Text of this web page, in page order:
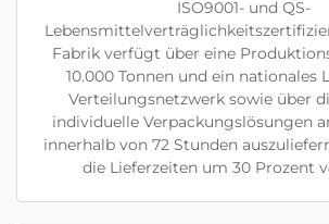
ISO9001- und QS-
Fabrik verfügt über eine
10.000 Tonnen und ein nationales
Verteilungsnetzwerk sowie über
individuelle Verpackungslösungen
innerhalb von 72 Stunden
die Lieferzeiten um 30 Prozent